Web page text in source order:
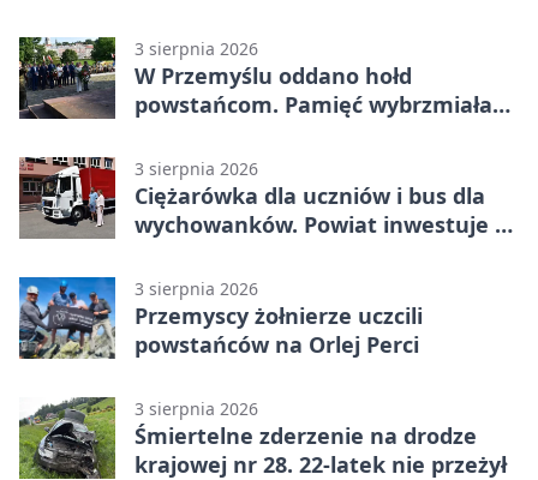
3 sierpnia 2026
W Przemyślu oddano hołd
powstańcom. Pamięć wybrzmiała
3 sierpnia 2026
Ciężarówka dla uczniów i bus dla
wychowanków. Powiat inwestuje w
3 sierpnia 2026
Przemyscy żołnierze uczcili
powstańców na Orlej Perci
3 sierpnia 2026
Śmiertelne zderzenie na drodze
krajowej nr 28. 22-latek nie przeżył